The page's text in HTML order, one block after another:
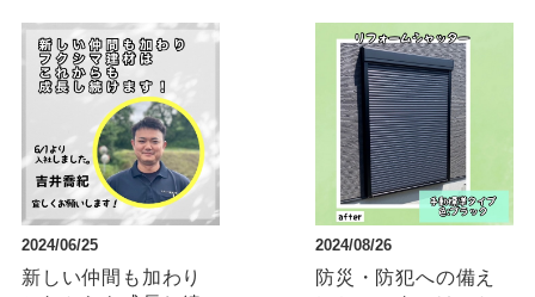
2024/06/25
新しい仲間も加わり
2024/08/26
防災・防犯への備え